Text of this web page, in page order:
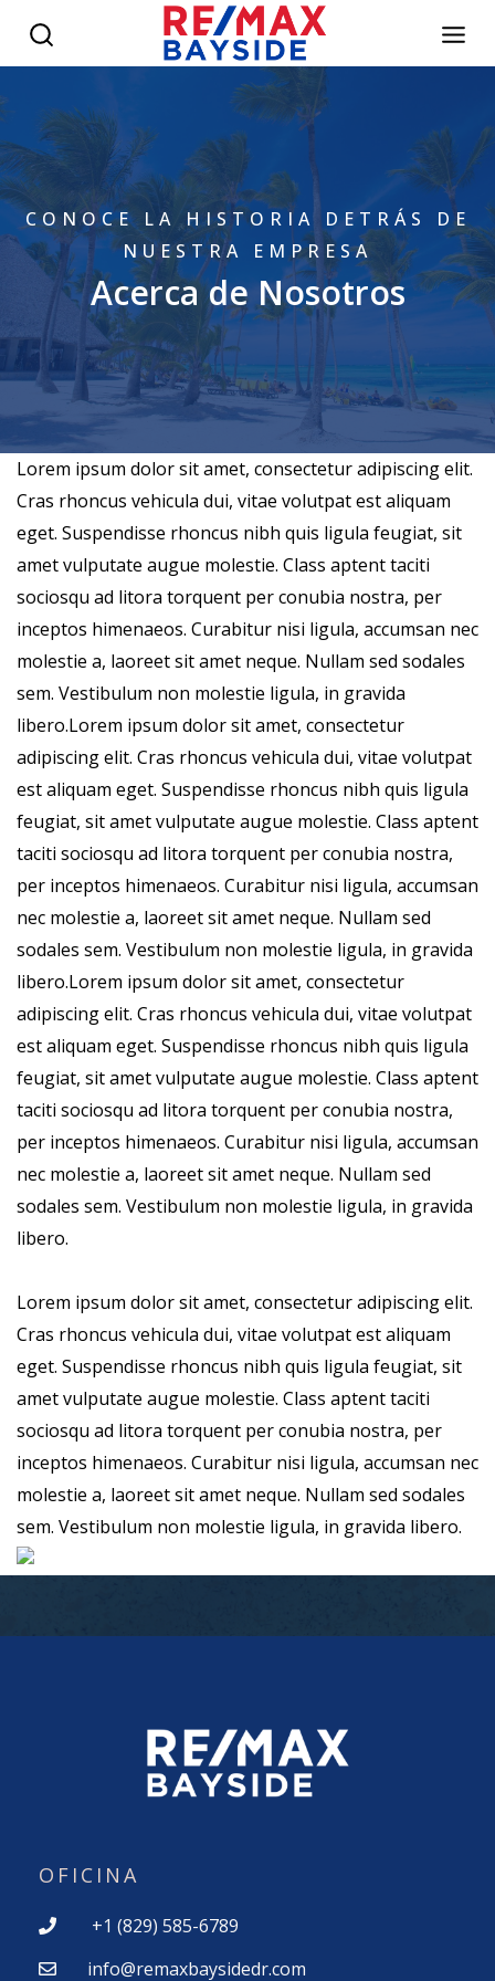
CONOCE LA HISTORIA DETRÁS DE
NUESTRA EMPRESA
Acerca de Nosotros
Lorem ipsum dolor sit amet, consectetur adipiscing elit.
Cras rhoncus vehicula dui, vitae volutpat est aliquam
eget. Suspendisse rhoncus nibh quis ligula feugiat, sit
amet vulputate augue molestie. Class aptent taciti
sociosqu ad litora torquent per conubia nostra, per
inceptos himenaeos. Curabitur nisi ligula, accumsan nec
molestie a, laoreet sit amet neque. Nullam sed sodales
sem. Vestibulum non molestie ligula, in gravida
libero.Lorem ipsum dolor sit amet, consectetur
adipiscing elit. Cras rhoncus vehicula dui, vitae volutpat
est aliquam eget. Suspendisse rhoncus nibh quis ligula
feugiat, sit amet vulputate augue molestie. Class aptent
taciti sociosqu ad litora torquent per conubia nostra,
per inceptos himenaeos. Curabitur nisi ligula, accumsan
nec molestie a, laoreet sit amet neque. Nullam sed
sodales sem. Vestibulum non molestie ligula, in gravida
libero.Lorem ipsum dolor sit amet, consectetur
adipiscing elit. Cras rhoncus vehicula dui, vitae volutpat
est aliquam eget. Suspendisse rhoncus nibh quis ligula
feugiat, sit amet vulputate augue molestie. Class aptent
taciti sociosqu ad litora torquent per conubia nostra,
per inceptos himenaeos. Curabitur nisi ligula, accumsan
nec molestie a, laoreet sit amet neque. Nullam sed
sodales sem. Vestibulum non molestie ligula, in gravida
libero.
Lorem ipsum dolor sit amet, consectetur adipiscing elit.
Cras rhoncus vehicula dui, vitae volutpat est aliquam
eget. Suspendisse rhoncus nibh quis ligula feugiat, sit
amet vulputate augue molestie. Class aptent taciti
sociosqu ad litora torquent per conubia nostra, per
inceptos himenaeos. Curabitur nisi ligula, accumsan nec
molestie a, laoreet sit amet neque. Nullam sed sodales
sem. Vestibulum non molestie ligula, in gravida libero.
OFICINA
+1 (829) 585-6789
info@remaxbaysidedr.com